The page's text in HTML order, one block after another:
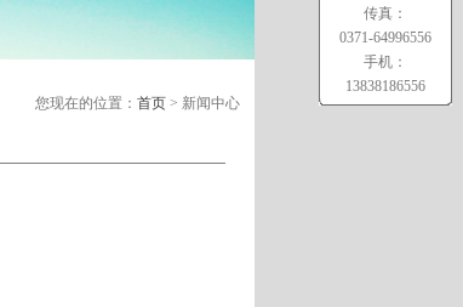
您现在的位置： 首页> 新闻中心
传真：
0371-64996556
手机：
13838186556